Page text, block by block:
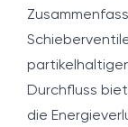
Durchfluss
die